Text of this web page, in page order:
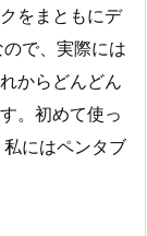
をまともにデ
で、実際には
からどんどん
。初めて使っ
にはペンタブ